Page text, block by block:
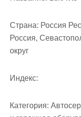
Страна: Россия
Россия,
округ
Индекс:
Категория: